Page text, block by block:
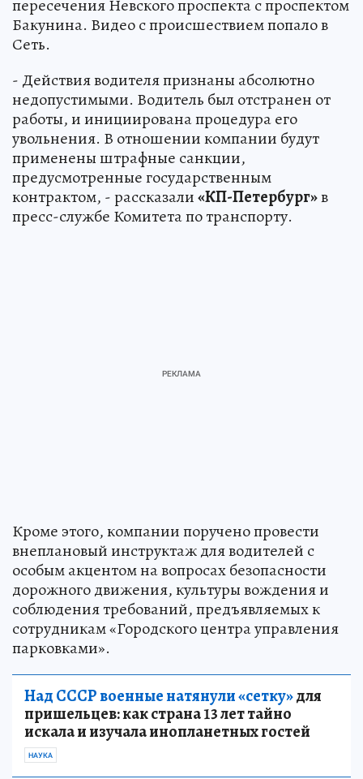
пересечения Невского проспекта с проспектом
Бакунина. Видео с происшествием попало в
Сеть.
- Действия водителя признаны абсолютно
недопустимыми. Водитель был отстранен от
работы, и инициирована процедура его
увольнения. В отношении компании будут
применены штрафные санкции,
предусмотренные государственным
контрактом, - рассказали«КП-Петербург»в
пресс-службе Комитета по транспорту.
Кроме этого, компании поручено провести
внеплановый инструктаж для водителей с
особым акцентом на вопросах безопасности
дорожного движения, культуры вождения и
соблюдения требований, предъявляемых к
сотрудникам «Городского центра управления
парковками».
Над СССР военные натянули «сетку»для
пришельцев: как страна 13 лет тайно
искала и изучала инопланетных гостей
НАУКА